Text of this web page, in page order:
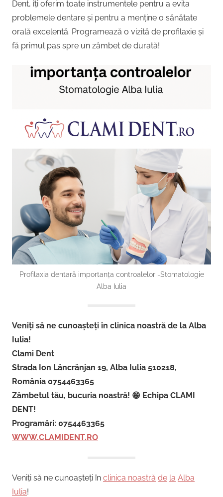
Dent, îți oferim toate instrumentele pentru a evita
problemele dentare și pentru a menține o sănătate
orală excelentă. Programează o vizită de profilaxie și
fă primul pas spre un zâmbet de durată!
Profilaxia dentară importanța controalelor -Stomatologie
Alba Iulia
Veniți să ne cunoașteți în clinica noastră de la Alba
Iulia!
Clami Dent
Strada Ion Lăncrănjan 19, Alba Iulia 510218,
România 0754463365
Zâmbetul tău, bucuria noastră! 😁 Echipa CLAMI
DENT!
Programări: 0754463365
WWW.CLAMIDENT.RO
Veniți să ne cunoașteți în clinica noastră de la Alba
Iulia!